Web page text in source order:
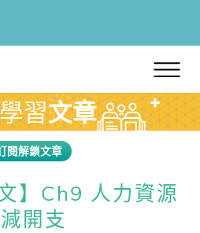
習文章
閱解鎖文章
】Ch9 人力資源
開支